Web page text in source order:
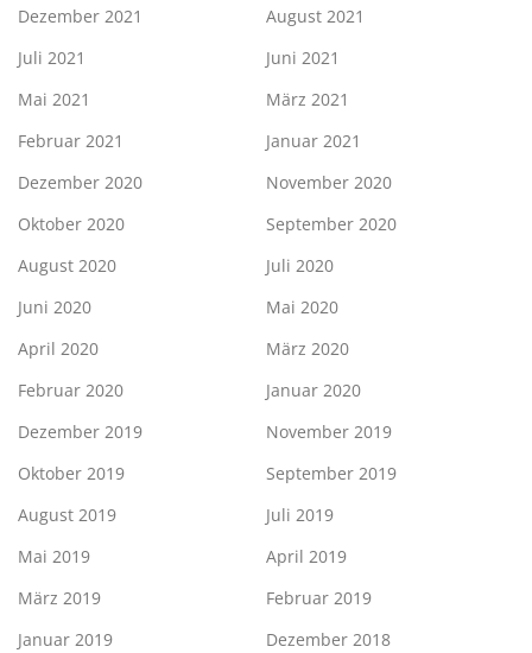
Dezember 2021
August 2021
Juli 2021
Juni 2021
Mai 2021
März 2021
Februar 2021
Januar 2021
Dezember 2020
November 2020
Oktober 2020
September 2020
August 2020
Juli 2020
Juni 2020
Mai 2020
April 2020
März 2020
Februar 2020
Januar 2020
Dezember 2019
November 2019
Oktober 2019
September 2019
August 2019
Juli 2019
Mai 2019
April 2019
März 2019
Februar 2019
Januar 2019
Dezember 2018